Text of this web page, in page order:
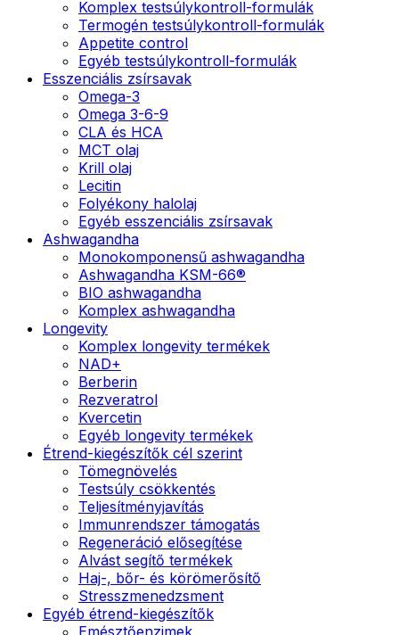
Komplex testsúlykontroll-formulák
Termogén testsúlykontroll-formulák
Appetite control
Egyéb testsúlykontroll-formulák
Esszenciális zsírsavak
Omega-3
Omega 3-6-9
CLA és HCA
MCT olaj
Krill olaj
Lecitin
Folyékony halolaj
Egyéb esszenciális zsírsavak
Ashwagandha
Monokomponensű ashwagandha
Ashwagandha KSM-66®
BIO ashwagandha
Komplex ashwagandha
Longevity
Komplex longevity termékek
NAD+
Berberin
Rezveratrol
Kvercetin
Egyéb longevity termékek
Étrend-kiegészítők cél szerint
Tömegnövelés
Testsúly csökkentés
Teljesítményjavítás
Immunrendszer támogatás
Regeneráció elősegítése
Alvást segítő termékek
Haj-, bőr- és körömerősítő
Stresszmenedzsment
Egyéb étrend-kiegészítők
Emésztőenzimek